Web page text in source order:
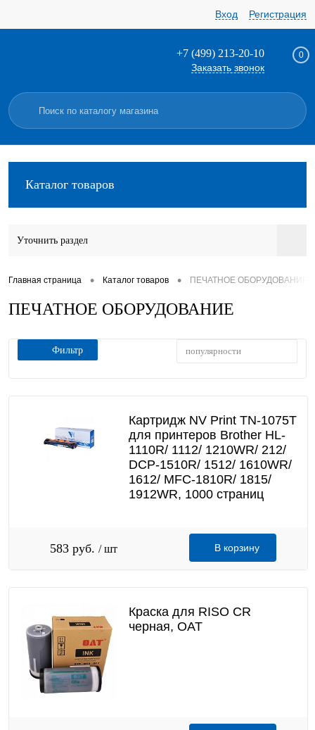
Вход Регистрация
+7 (499) 213-20-10
Заказать звонок
0
Каталог товаров
Уточнить раздел
Главная страница • Каталог товаров • ПЕЧАТНОЕ ОБОРУДОВАНИЕ
ПЕЧАТНОЕ ОБОРУДОВАНИЕ
Фильтр популярности
Картридж NV Print TN-1075T
для принтеров Brother HL-
1110R/ 1112/ 1210WR/ 212/
DCP-1510R/ 1512/ 1610WR/
1612/ MFC-1810R/ 1815/
1912WR, 1000 страниц
583 руб. / шт В корзину
Краска для RISO CR
черная, OAT